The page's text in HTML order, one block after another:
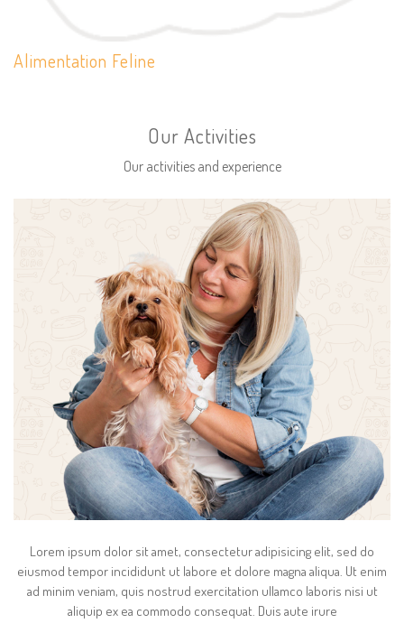
Alimentation Feline
Our Activities
Our activities and experience
Lorem ipsum dolor sit amet, consectetur adipisicing elit, sed do
eiusmod tempor incididunt ut labore et dolore magna aliqua. Ut enim
ad minim veniam, quis nostrud exercitation ullamco laboris nisi ut
aliquip ex ea commodo consequat. Duis aute irure